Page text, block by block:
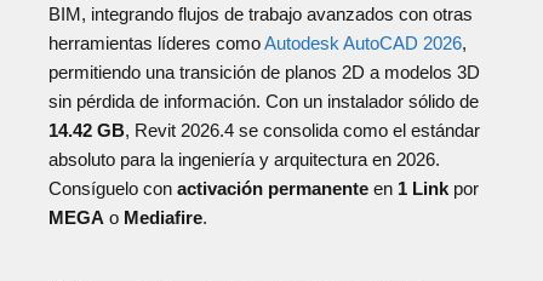
BIM, integrando flujos de trabajo avanzados con otras
herramientas líderes comoAutodesk AutoCAD 2026,
permitiendo una transición de planos 2D a modelos 3D
sin pérdida de información. Con un instalador sólido de
14.42 GB, Revit 2026.4 se consolida como el estándar
absoluto para la ingeniería y arquitectura en 2026.
Consíguelo con activación permanente en 1 Link por
MEGA o Mediafire.